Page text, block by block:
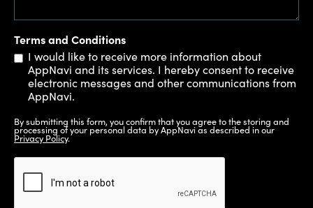
Terms and Conditions
I would like to receive more information about
AppNavi and its services. I hereby consent to receive
electronic messages and other communications from
AppNavi.
By submitting this form, you confirm that you agree to the storing and
processing of your personal data by AppNavi as described in our
Privacy Policy.